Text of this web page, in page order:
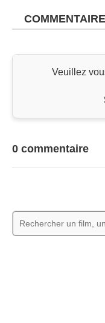
Veuillez
0 commentaire